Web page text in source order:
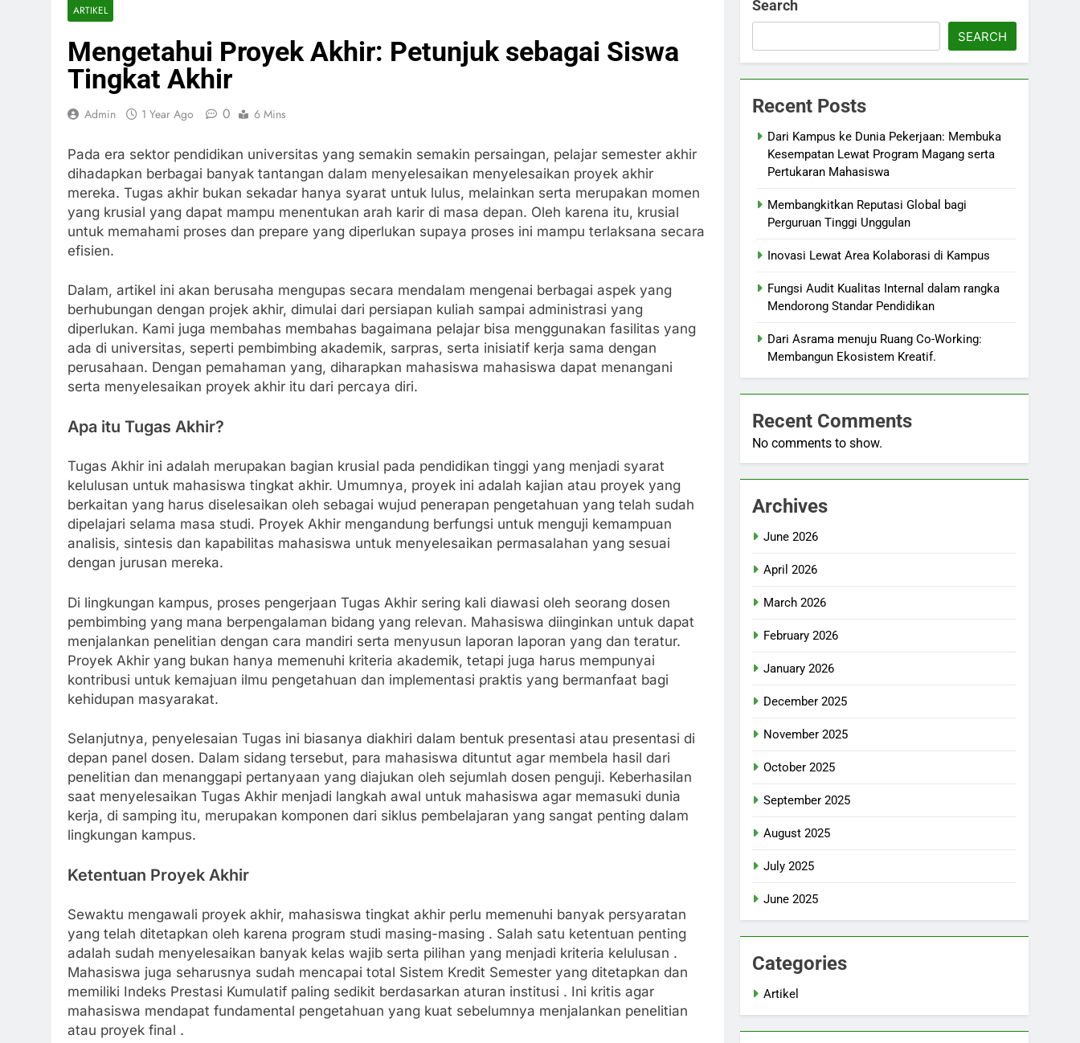
ARTIKEL
Mengetahui Proyek Akhir: Petunjuk sebagai Siswa
Tingkat Akhir
Admin 1 Year Ago 0 6 Mins
Pada era sektor pendidikan universitas yang semakin semakin persaingan, pelajar semester akhir
dihadapkan berbagai banyak tantangan dalam menyelesaikan menyelesaikan proyek akhir
mereka. Tugas akhir bukan sekadar hanya syarat untuk lulus, melainkan serta merupakan momen
yang krusial yang dapat mampu menentukan arah karir di masa depan. Oleh karena itu, krusial
untuk memahami proses dan prepare yang diperlukan supaya proses ini mampu terlaksana secara
efisien.
Dalam, artikel ini akan berusaha mengupas secara mendalam mengenai berbagai aspek yang
berhubungan dengan projek akhir, dimulai dari persiapan kuliah sampai administrasi yang
diperlukan. Kami juga membahas membahas bagaimana pelajar bisa menggunakan fasilitas yang
ada di universitas, seperti pembimbing akademik, sarpras, serta inisiatif kerja sama dengan
perusahaan. Dengan pemahaman yang, diharapkan mahasiswa mahasiswa dapat menangani
serta menyelesaikan proyek akhir itu dari percaya diri.
Apa itu Tugas Akhir?
Tugas Akhir ini adalah merupakan bagian krusial pada pendidikan tinggi yang menjadi syarat
kelulusan untuk mahasiswa tingkat akhir. Umumnya, proyek ini adalah kajian atau proyek yang
berkaitan yang harus diselesaikan oleh sebagai wujud penerapan pengetahuan yang telah sudah
dipelajari selama masa studi. Proyek Akhir mengandung berfungsi untuk menguji kemampuan
analisis, sintesis dan kapabilitas mahasiswa untuk menyelesaikan permasalahan yang sesuai
dengan jurusan mereka.
Di lingkungan kampus, proses pengerjaan Tugas Akhir sering kali diawasi oleh seorang dosen
pembimbing yang mana berpengalaman bidang yang relevan. Mahasiswa diinginkan untuk dapat
menjalankan penelitian dengan cara mandiri serta menyusun laporan laporan yang dan teratur.
Proyek Akhir yang bukan hanya memenuhi kriteria akademik, tetapi juga harus mempunyai
kontribusi untuk kemajuan ilmu pengetahuan dan implementasi praktis yang bermanfaat bagi
kehidupan masyarakat.
Selanjutnya, penyelesaian Tugas ini biasanya diakhiri dalam bentuk presentasi atau presentasi di
depan panel dosen. Dalam sidang tersebut, para mahasiswa dituntut agar membela hasil dari
penelitian dan menanggapi pertanyaan yang diajukan oleh sejumlah dosen penguji. Keberhasilan
saat menyelesaikan Tugas Akhir menjadi langkah awal untuk mahasiswa agar memasuki dunia
kerja, di samping itu, merupakan komponen dari siklus pembelajaran yang sangat penting dalam
lingkungan kampus.
Ketentuan Proyek Akhir
Sewaktu mengawali proyek akhir, mahasiswa tingkat akhir perlu memenuhi banyak persyaratan
yang telah ditetapkan oleh karena program studi masing-masing . Salah satu ketentuan penting
adalah sudah menyelesaikan banyak kelas wajib serta pilihan yang menjadi kriteria kelulusan .
Mahasiswa juga seharusnya sudah mencapai total Sistem Kredit Semester yang ditetapkan dan
memiliki Indeks Prestasi Kumulatif paling sedikit berdasarkan aturan institusi . Ini kritis agar
mahasiswa mendapat fundamental pengetahuan yang kuat sebelumnya menjalankan penelitian
atau proyek final .
Search
SEARCH
Recent Posts
Dari Kampus ke Dunia Pekerjaan: Membuka
Kesempatan Lewat Program Magang serta
Pertukaran Mahasiswa
Membangkitkan Reputasi Global bagi
Perguruan Tinggi Unggulan
Inovasi Lewat Area Kolaborasi di Kampus
Fungsi Audit Kualitas Internal dalam rangka
Mendorong Standar Pendidikan
Dari Asrama menuju Ruang Co-Working:
Membangun Ekosistem Kreatif.
Recent Comments
No comments to show.
Archives
June 2026
April 2026
March 2026
February 2026
January 2026
December 2025
November 2025
October 2025
September 2025
August 2025
July 2025
June 2025
Categories
Artikel